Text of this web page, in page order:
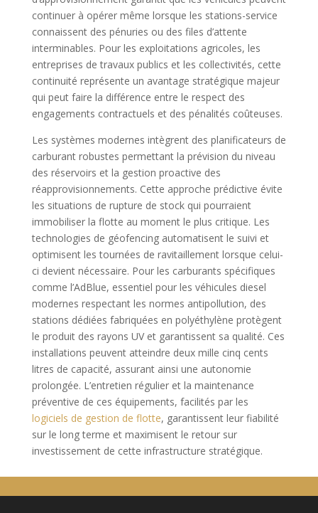
continuer à opérer même lorsque les stations-service
connaissent des pénuries ou des files d’attente
interminables. Pour les exploitations agricoles, les
entreprises de travaux publics et les collectivités, cette
continuité représente un avantage stratégique majeur
qui peut faire la différence entre le respect des
engagements contractuels et des pénalités coûteuses.
Les systèmes modernes intègrent des planificateurs de
carburant robustes permettant la prévision du niveau
des réservoirs et la gestion proactive des
réapprovisionnements. Cette approche prédictive évite
les situations de rupture de stock qui pourraient
immobiliser la flotte au moment le plus critique. Les
technologies de géofencing automatisent le suivi et
optimisent les tournées de ravitaillement lorsque celui-
ci devient nécessaire. Pour les carburants spécifiques
comme l’AdBlue, essentiel pour les véhicules diesel
modernes respectant les normes antipollution, des
stations dédiées fabriquées en polyéthylène protègent
le produit des rayons UV et garantissent sa qualité. Ces
installations peuvent atteindre deux mille cinq cents
litres de capacité, assurant ainsi une autonomie
prolongée. L’entretien régulier et la maintenance
préventive de ces équipements, facilités par les
logiciels de gestion de flotte, garantissent leur fiabilité
sur le long terme et maximisent le retour sur
investissement de cette infrastructure stratégique.